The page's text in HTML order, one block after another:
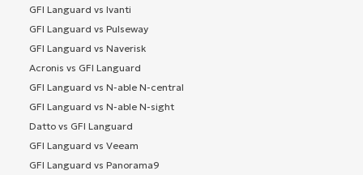
GFI Languard vs Ivanti
GFI Languard vs Pulseway
GFI Languard vs Naverisk
Acronis vs GFI Languard
GFI Languard vs N-able N-central
GFI Languard vs N-able N-sight
Datto vs GFI Languard
GFI Languard vs Veeam
GFI Languard vs Panorama9